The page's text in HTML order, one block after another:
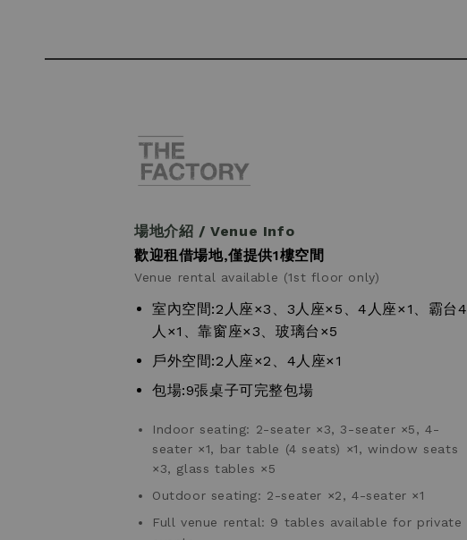
場地介紹 / Venue Info
歡迎租借場地,僅提供1樓空間
Venue rental available (1st floor only)
室內空間:2人座×3、3人座×5、4人座×1、霸台4
人×1、靠窗座×3、玻璃台×5
戶外空間:2人座×2、4人座×1
包場:9張桌子可完整包場
Indoor seating: 2-seater ×3, 3-seater ×5, 4-
seater ×1, bar table (4 seats) ×1, window seats
×3, glass tables ×5
Outdoor seating: 2-seater ×2, 4-seater ×1
Full venue rental: 9 tables available for private